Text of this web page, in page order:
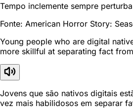
Tempo inclemente sempre
Fonte: American Horror Story:
Young people who are digital
more skillful at separating fact
Jovens que são nativos digitais
vez mais habilidosos em separar